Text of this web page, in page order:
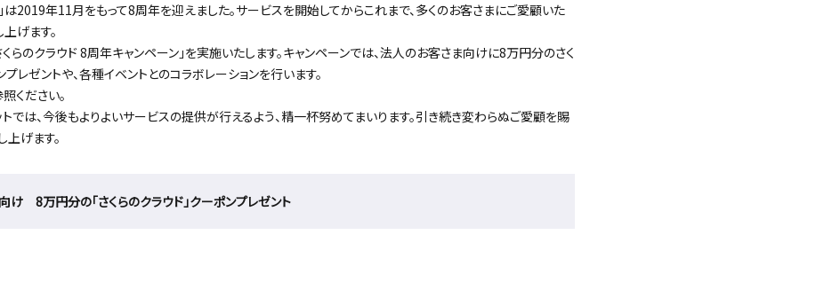
は2019年11月をもって8周年を迎えました。サービスを開始してからこれまで、多くのお客さまにご愛顧いた
げます。
らのクラウド 8周年キャンペーン」を実施いたします。キャンペーンでは、法人のお客さま向けに8万円分のさく
レゼントや、各種イベントとのコラボレーションを行います。
ください。
では、今後もよりよいサービスの提供が行えるよう、精一杯努めてまいります。引き続き変わらぬご愛顧を賜
上げます。
け 8万円分の「さくらのクラウド」クーポンプレゼント